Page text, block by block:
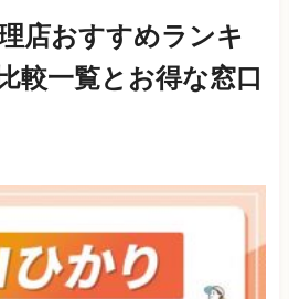
店おすすめランキ
較一覧とお得な窓口